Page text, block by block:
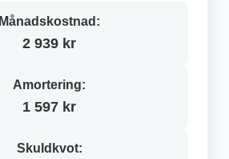
Månadskostnad:
2 939 kr
Amortering:
1 597 kr
Skuldkvot: